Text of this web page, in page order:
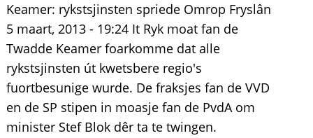
Keamer: rykstsjinsten spriede Omrop Fryslân
5 maart, 2013 - 19:24 It Ryk moat fan de
Twadde Keamer foarkomme dat alle
rykstsjinsten út kwetsbere regio's
fuortbesunige wurde. De fraksjes fan de VVD
en de SP stipen in moasje fan de PvdA om
minister Stef Blok dêr ta te twingen.